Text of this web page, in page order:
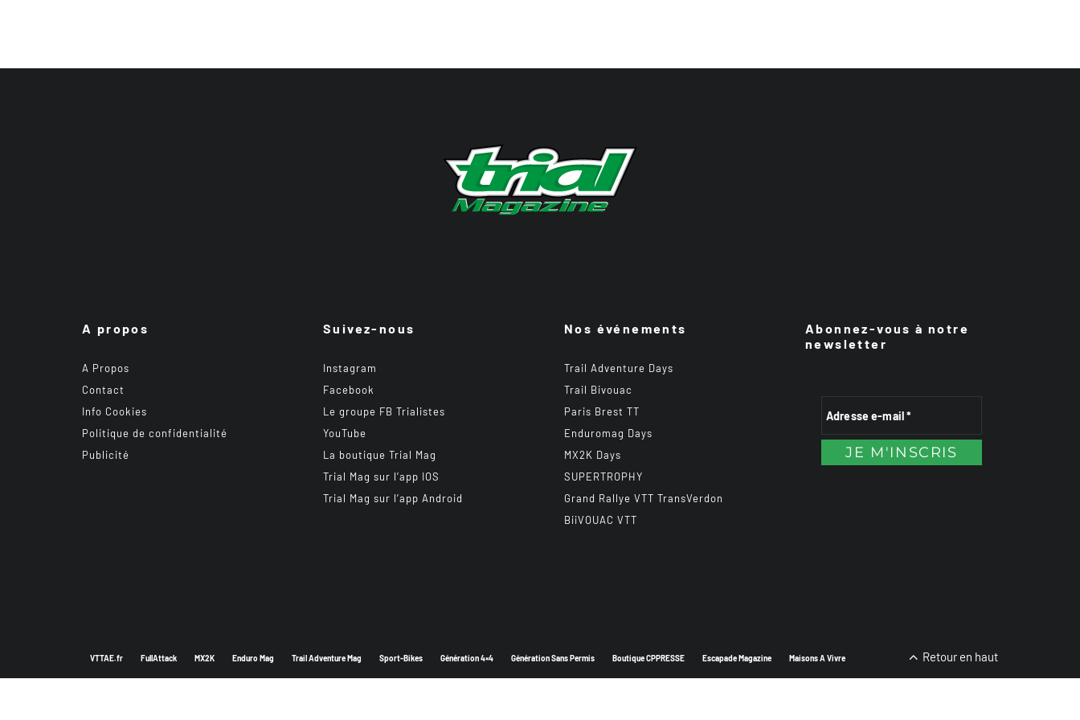
A propos
A Propos
Contact
Info Cookies
Politique de confidentialité
Publicité
Suivez-nous
Instagram
Facebook
Le groupe FB Trialistes
YouTube
La boutique Trial Mag
Trial Mag sur l’app IOS
Trial Mag sur l’app Android
Nos événements
Trail Adventure Days
Trail Bivouac
Paris Brest TT
Enduromag Days
MX2K Days
SUPERTROPHY
Grand Rallye VTT TransVerdon
BiiVOUAC VTT
Abonnez-vous à notre
newsletter
VTTAE.fr FullAttack MX2K Enduro Mag Trail Adventure Mag Sport-Bikes Génération 4×4 Génération Sans Permis Boutique CPPRESSE Escapade Magazine Maisons A Vivre Retour en haut